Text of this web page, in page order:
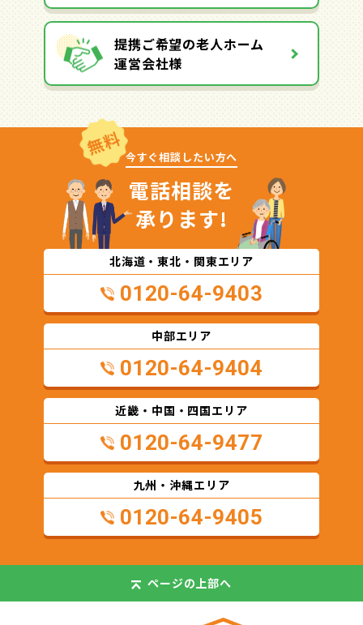
提携ご希望の老人ホーム
運営会社様
無料 今すぐ相談したい方へ
電話相談を
承ります!
北海道・東北・関東エリア
0120-64-9403
中部エリア
0120-64-9404
近畿・中国・四国エリア
0120-64-9477
九州・沖縄エリア
0120-64-9405
ページの上部へ